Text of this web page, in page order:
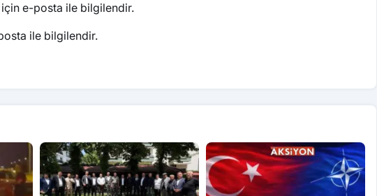
e-posta ile bilgilendir.
ile bilgilendir.